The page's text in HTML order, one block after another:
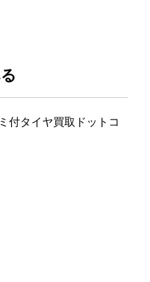
付タイヤ買取ドットコ